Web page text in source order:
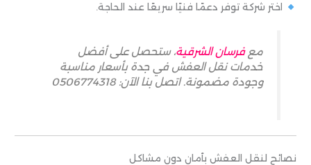
اختر شركة توفر دعمًا فنيًا سريعًا عند الحاجة.
معفرسان الشرقية، ستحصل على أفضل
خدمات نقل العفش في جدة بأسعار مناسبة
وجودة مضمونة. اتصل بنا الآن: 0506774318
نصائح لنقل العفش بأمان دون مشاكل